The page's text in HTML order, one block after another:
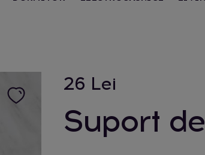
26 Lei
Suport